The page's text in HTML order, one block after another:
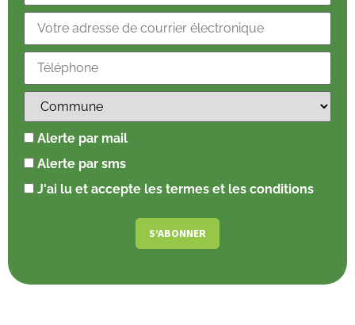
Alerte par mail
Alerte par sms
J'ai lu et accepte les termes et les conditions